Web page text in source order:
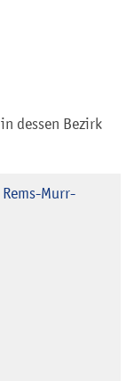
dessen Bezirk
Murr-